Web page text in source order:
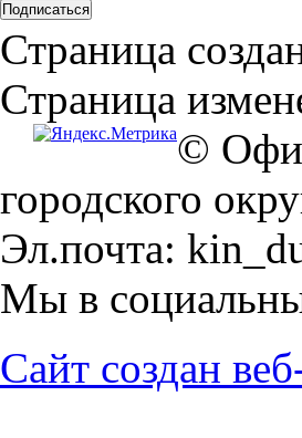
Страница
Страница
©
городского
Эл.почта:
Мы в
Сайт создан